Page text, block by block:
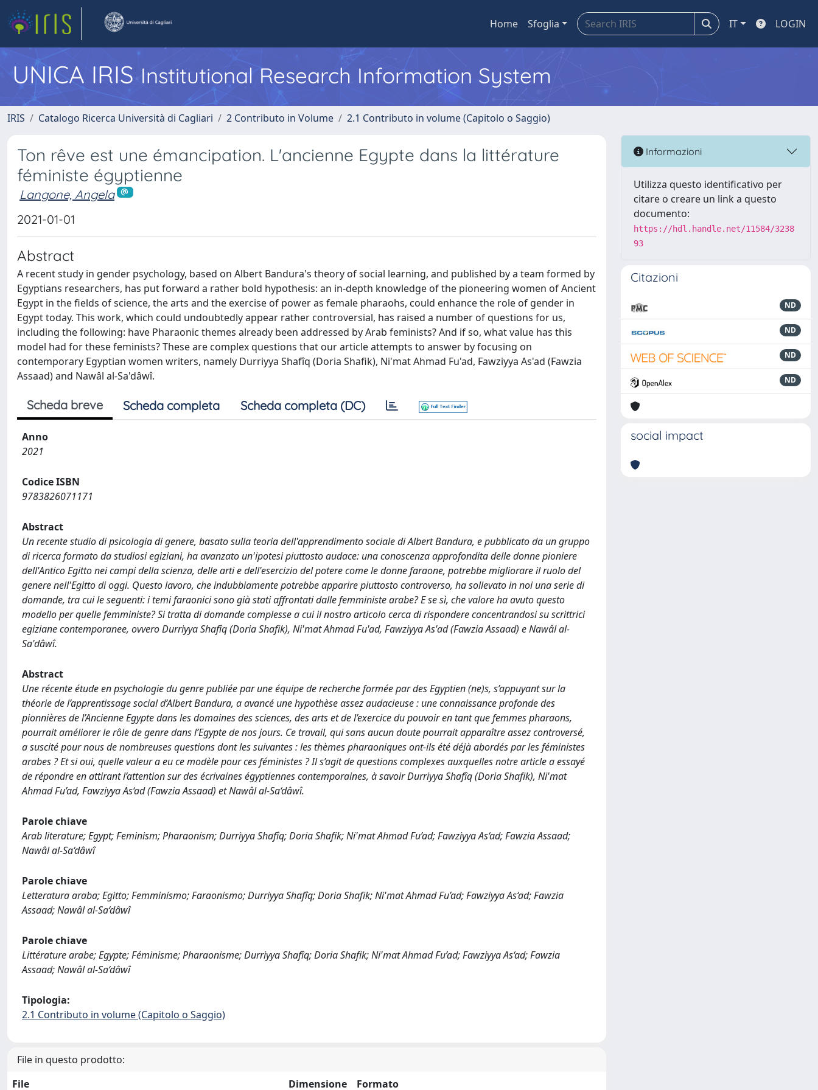
Home Sfoglia IT LOGIN
UNICA IRISInstitutional Research Information System
IRIS Catalogo Ricerca Università di Cagliari 2 Contributo in Volume 2.1 Contributo in volume (Capitolo o Saggio)
Ton rêve est une émancipation. L'ancienne Egypte dans la littérature
féministe égyptienne
Langone, Angela
2021-01-01
Abstract
A recent study in gender psychology, based on Albert Bandura's theory of social learning, and published by a team formed by
Egyptians researchers, has put forward a rather bold hypothesis: an in-depth knowledge of the pioneering women of Ancient
Egypt in the fields of science, the arts and the exercise of power as female pharaohs, could enhance the role of gender in
Egypt today. This work, which could undoubtedly appear rather controversial, has raised a number of questions for us,
including the following: have Pharaonic themes already been addressed by Arab feminists? And if so, what value has this
model had for these feminists? These are complex questions that our article attempts to answer by focusing on
contemporary Egyptian women writers, namely Durriyya Shafîq (Doria Shafik), Ni'mat Ahmad Fu'ad, Fawziyya As'ad (Fawzia
Assaad) and Nawâl al-Sa'dâwî.
Scheda breve Scheda completa Scheda completa (DC)
Anno
2021
Codice ISBN
9783826071171
Abstract
Un recente studio di psicologia di genere, basato sulla teoria dell'apprendimento sociale di Albert Bandura, e pubblicato da un gruppo
di ricerca formato da studiosi egiziani, ha avanzato un'ipotesi piuttosto audace: una conoscenza approfondita delle donne pioniere
dell'Antico Egitto nei campi della scienza, delle arti e dell'esercizio del potere come le donne faraone, potrebbe migliorare il ruolo del
genere nell'Egitto di oggi. Questo lavoro, che indubbiamente potrebbe apparire piuttosto controverso, ha sollevato in noi una serie di
domande, tra cui le seguenti: i temi faraonici sono già stati affrontati dalle femministe arabe? E se sì, che valore ha avuto questo
modello per quelle femministe? Si tratta di domande complesse a cui il nostro articolo cerca di rispondere concentrandosi su scrittrici
egiziane contemporanee, ovvero Durriyya Shafîq (Doria Shafik), Ni'mat Ahmad Fu'ad, Fawziyya As'ad (Fawzia Assaad) e Nawâl al-
Sa'dâwî.
Abstract
Une récente étude en psychologie du genre publiée par une équipe de recherche formée par des Egyptien (ne)s, s’appuyant sur la
théorie de l’apprentissage social d’Albert Bandura, a avancé une hypothèse assez audacieuse : une connaissance profonde des
pionnières de l’Ancienne Egypte dans les domaines des sciences, des arts et de l’exercice du pouvoir en tant que femmes pharaons,
pourrait améliorer le rôle de genre dans l’Egypte de nos jours. Ce travail, qui sans aucun doute pourrait apparaître assez controversé,
a suscité pour nous de nombreuses questions dont les suivantes : les thèmes pharaoniques ont-ils été déjà abordés par les féministes
arabes ? Et si oui, quelle valeur a eu ce modèle pour ces féministes ? Il s’agit de questions complexes auxquelles notre article a essayé
de répondre en attirant l’attention sur des écrivaines égyptiennes contemporaines, à savoir Durriyya Shafîq (Doria Shafik), Ni'mat
Ahmad Fu’ad, Fawziyya As‘ad (Fawzia Assaad) et Nawâl al-Sa‘dâwî.
Parole chiave
Arab literature; Egypt; Feminism; Pharaonism; Durriyya Shafîq; Doria Shafik; Ni'mat Ahmad Fu’ad; Fawziyya As‘ad; Fawzia Assaad;
Nawâl al-Sa‘dâwî
Parole chiave
Letteratura araba; Egitto; Femminismo; Faraonismo; Durriyya Shafîq; Doria Shafik; Ni'mat Ahmad Fu’ad; Fawziyya As‘ad; Fawzia
Assaad; Nawâl al-Sa‘dâwî
Parole chiave
Littérature arabe; Egypte; Féminisme; Pharaonisme; Durriyya Shafîq; Doria Shafik; Ni'mat Ahmad Fu’ad; Fawziyya As‘ad; Fawzia
Assaad; Nawâl al-Sa‘dâwî
Tipologia:
2.1 Contributo in volume (Capitolo o Saggio)
File in questo prodotto:
File
Dimensione Formato
Informazioni
Utilizza questo identificativo per
citare o creare un link a questo
documento:
https://hdl.handle.net/11584/3238
93
Citazioni
ND
ND
ND
ND
social impact